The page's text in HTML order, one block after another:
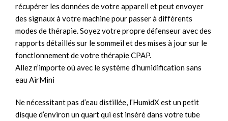
récupérer les données de votre appareil et peut envoyer
des signaux à votre machine pour passer à différents
modes de thérapie. Soyez votre propre défenseur avec des
rapports détaillés sur le sommeil et des mises à jour sur le
fonctionnement de votre thérapie CPAP.
Allez n’importe où avec le système d’humidification sans
eau AirMini
Ne nécessitant pas d’eau distillée, l’HumidX est un petit
disque d’environ un quart qui est inséré dans votre tube